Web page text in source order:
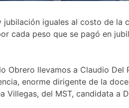
iguales al costo de
cada peso que se pagó en
llevamos a Claudio
enorme dirigente de la
del MST, candidata a